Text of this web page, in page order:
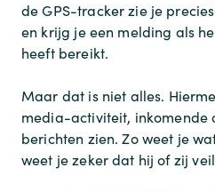
de GPS-tracker zie je
en krijg je een melding als
heeft bereikt.
Maar dat is niet alles.
media-activiteit, inkomende
berichten zien. Zo weet je
weet je zeker dat hij of zij